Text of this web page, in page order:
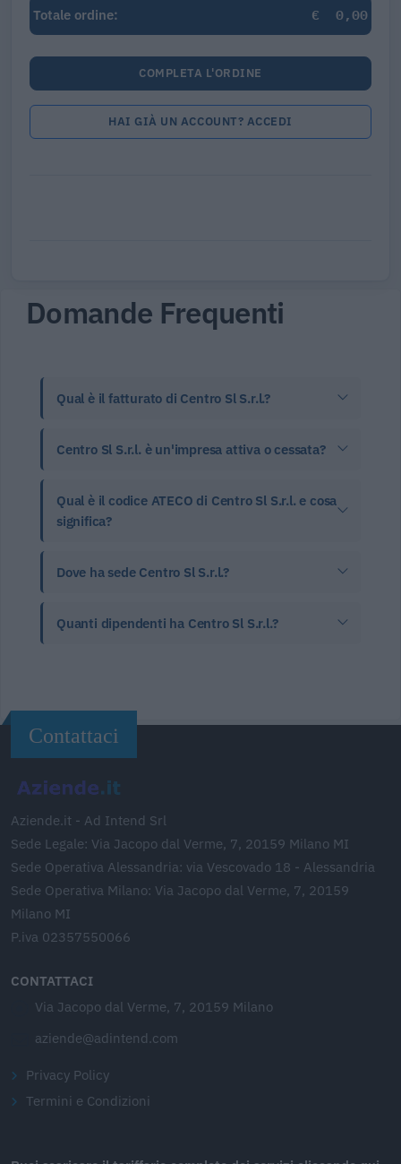
Totale ordine:
€ 0,00
COMPLETA L'ORDINE
HAI GIÀ UN ACCOUNT? ACCEDI
Domande Frequenti
Qual è il fatturato di Centro Sl S.r.l.?
Centro Sl S.r.l. è un'impresa attiva o cessata?
Qual è il codice ATECO di Centro Sl S.r.l. e cosa
significa?
Dove ha sede Centro Sl S.r.l.?
Quanti dipendenti ha Centro Sl S.r.l.?
Contattaci
Aziende.it - Ad Intend Srl
Sede Legale: Via Jacopo dal Verme, 7, 20159 Milano MI
Sede Operativa Alessandria: via Vescovado 18 - Alessandria
Sede Operativa Milano: Via Jacopo dal Verme, 7, 20159
Milano MI
P.iva 02357550066
CONTATTACI
Via Jacopo dal Verme, 7, 20159 Milano
aziende@adintend.com
Privacy Policy
Termini e Condizioni